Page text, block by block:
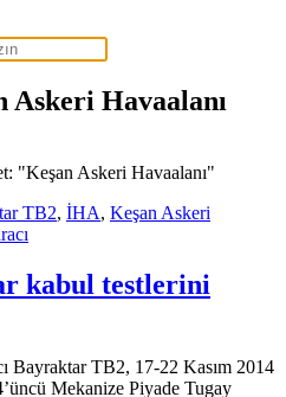
Havaalanı
"Keşan Askeri Havaalanı"
TB2, İHA, Keşan Askeri
kabul testlerini
Bayraktar TB2, 17-22 Kasım 2014
Mekanize Piyade Tugay